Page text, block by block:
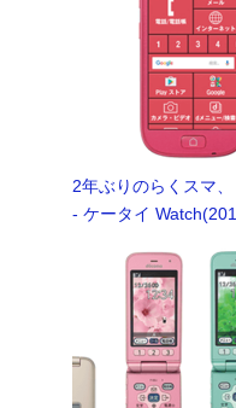
2年ぶりのらくスマ
- ケータイ